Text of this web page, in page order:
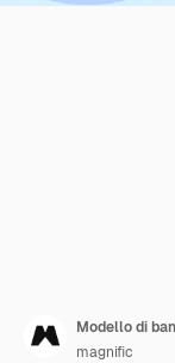
magnific